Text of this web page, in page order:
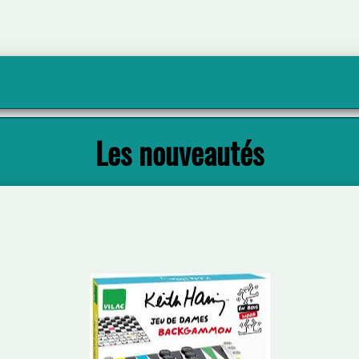
Les nouveautés
Plus d'infos